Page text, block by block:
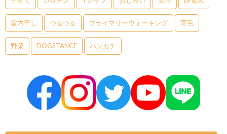
室内干し つるつる プライマリーウォーキング 育毛
野菜 DOGSTANCE ハンカチ